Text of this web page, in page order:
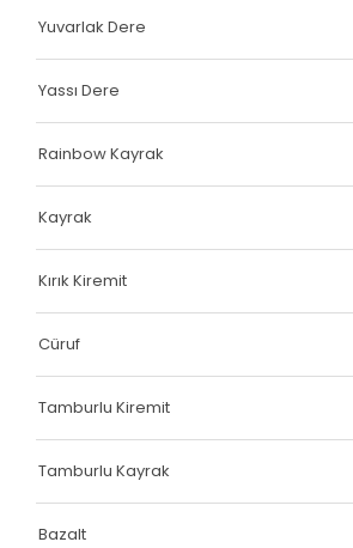
Yuvarlak Dere
Yassı Dere
Rainbow Kayrak
Kayrak
Kırık Kiremit
Cüruf
Tamburlu Kiremit
Tamburlu Kayrak
Bazalt